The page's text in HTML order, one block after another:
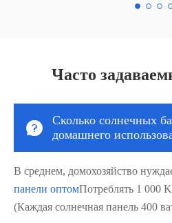
Часто

Сколько солнечных
домашнего
В среднем, домохозяйство
панели оптомПотреблять 1 000
(Каждая солнечная панель 400